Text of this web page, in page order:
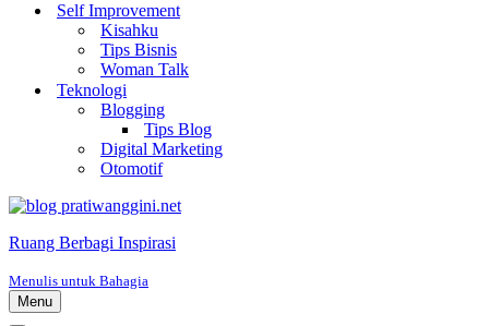
Self Improvement
Kisahku
Tips Bisnis
Woman Talk
Teknologi
Blogging
Tips Blog
Digital Marketing
Otomotif
Ruang Berbagi Inspirasi
Menulis untuk Bahagia
Menu
Menu